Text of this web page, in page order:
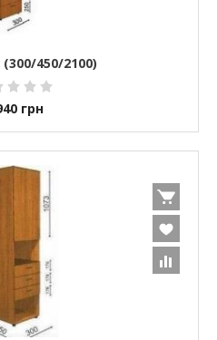
450/2100)
грн